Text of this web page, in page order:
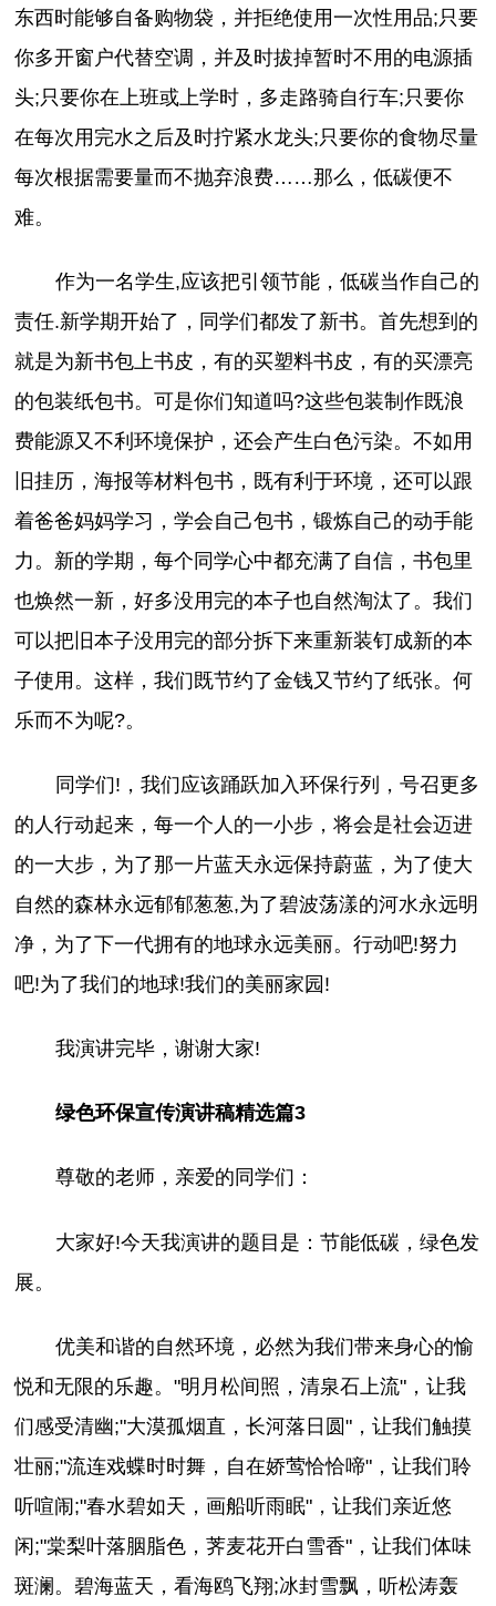
东西时能够自备购物袋，并拒绝使用一次性用品;只要
你多开窗户代替空调，并及时拔掉暂时不用的电源插
头;只要你在上班或上学时，多走路骑自行车;只要你
在每次用完水之后及时拧紧水龙头;只要你的食物尽量
每次根据需要量而不抛弃浪费……那么，低碳便不
难。
作为一名学生,应该把引领节能，低碳当作自己的
责任.新学期开始了，同学们都发了新书。首先想到的
就是为新书包上书皮，有的买塑料书皮，有的买漂亮
的包装纸包书。可是你们知道吗?这些包装制作既浪
费能源又不利环境保护，还会产生白色污染。不如用
旧挂历，海报等材料包书，既有利于环境，还可以跟
着爸爸妈妈学习，学会自己包书，锻炼自己的动手能
力。新的学期，每个同学心中都充满了自信，书包里
也焕然一新，好多没用完的本子也自然淘汰了。我们
可以把旧本子没用完的部分拆下来重新装钉成新的本
子使用。这样，我们既节约了金钱又节约了纸张。何
乐而不为呢?。
同学们!，我们应该踊跃加入环保行列，号召更多
的人行动起来，每一个人的一小步，将会是社会迈进
的一大步，为了那一片蓝天永远保持蔚蓝，为了使大
自然的森林永远郁郁葱葱,为了碧波荡漾的河水永远明
净，为了下一代拥有的地球永远美丽。行动吧!努力
吧!为了我们的地球!我们的美丽家园!
我演讲完毕，谢谢大家!
绿色环保宣传演讲稿精选篇3
尊敬的老师，亲爱的同学们：
大家好!今天我演讲的题目是：节能低碳，绿色发
展。
优美和谐的自然环境，必然为我们带来身心的愉
悦和无限的乐趣。"明月松间照，清泉石上流"，让我
们感受清幽;"大漠孤烟直，长河落日圆"，让我们触摸
壮丽;"流连戏蝶时时舞，自在娇莺恰恰啼"，让我们聆
听喧闹;"春水碧如天，画船听雨眠"，让我们亲近悠
闲;"棠梨叶落胭脂色，荠麦花开白雪香"，让我们体味
斑澜。碧海蓝天，看海鸥飞翔;冰封雪飘，听松涛轰